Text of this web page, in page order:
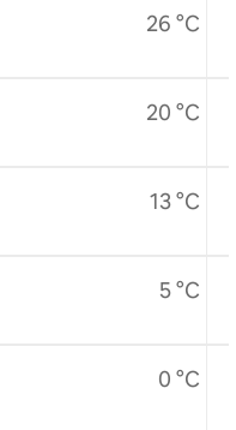
26 °C
20 °C
13 °C
5 °C
0 °C